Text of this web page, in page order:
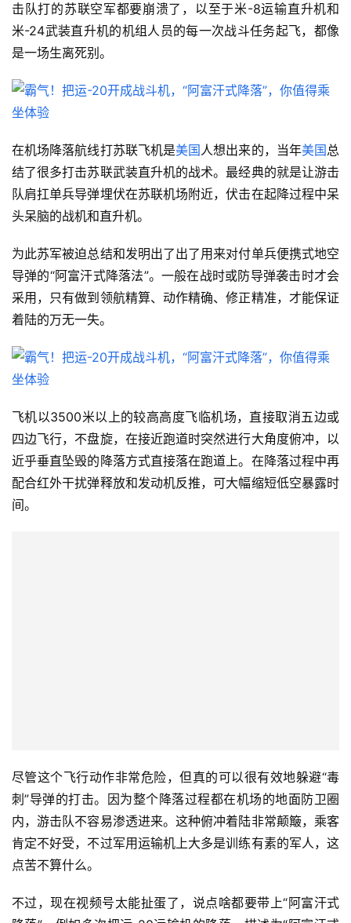
击队打的苏联空军都要崩溃了，以至于米-8运输直升机和
米-24武装直升机的机组人员的每一次战斗任务起飞，都像
是一场生离死别。
在机场降落航线打苏联飞机是美国人想出来的，当年美国总
结了很多打击苏联武装直升机的战术。最经典的就是让游击
队肩扛单兵导弹埋伏在苏联机场附近，伏击在起降过程中呆
头呆脑的战机和直升机。
为此苏军被迫总结和发明出了出了用来对付单兵便携式地空
导弹的“阿富汗式降落法”。一般在战时或防导弹袭击时才会
采用，只有做到领航精算、动作精确、修正精准，才能保证
着陆的万无一失。
飞机以3500米以上的较高高度飞临机场，直接取消五边或
四边飞行，不盘旋，在接近跑道时突然进行大角度俯冲，以
近乎垂直坠毁的降落方式直接落在跑道上。在降落过程中再
配合红外干扰弹释放和发动机反推，可大幅缩短低空暴露时
尽管这个飞行动作非常危险，但真的可以很有效地躲避“毒
刺”导弹的打击。因为整个降落过程都在机场的地面防卫圈
内，游击队不容易渗透进来。这种俯冲着陆非常颠簸，乘客
肯定不好受，不过军用运输机上大多是训练有素的军人，这
点苦不算什么。
不过，现在视频号太能扯蛋了，说点啥都要带上“阿富汗式